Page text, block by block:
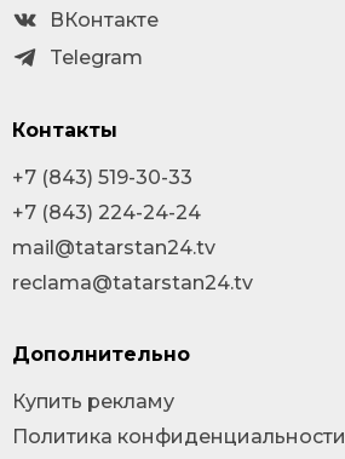
ВКонтакте
Telegram
Контакты
+7 (843) 519-30-33
+7 (843) 224-24-24
mail@tatarstan24.tv
reclama@tatarstan24.tv
Дополнительно
Купить рекламу
Политика конфиденциальности